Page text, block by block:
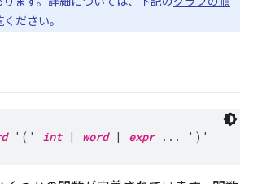
ださい。
'(' int | word | expr